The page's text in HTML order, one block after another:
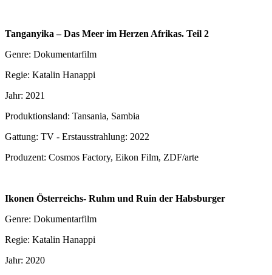
Tanganyika – Das Meer im Herzen Afrikas. Teil 2
Genre: Dokumentarfilm
Regie: Katalin Hanappi
Jahr: 2021
Produktionsland: Tansania, Sambia
Gattung: TV - Erstausstrahlung: 2022
Produzent: Cosmos Factory, Eikon Film, ZDF/arte
Ikonen Österreichs- Ruhm und Ruin der Habsburger
Genre: Dokumentarfilm
Regie: Katalin Hanappi
Jahr: 2020